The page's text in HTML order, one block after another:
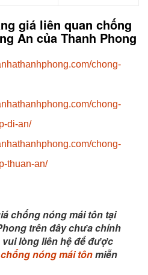
giá liên quan chống
An của Thanh Phong
chong-
chong-
di-an/
chong-
thuan-an/
chống nóng mái tôn tại
trên đây chưa chính
vui lòng liên hệ để được
chống nóng mái tônmiễn